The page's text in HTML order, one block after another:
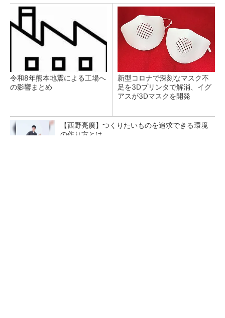
令和8年熊本地震による工場へ
の影響まとめ
新型コロナで深刻なマスク不
足を3Dプリンタで解消、イグ
アスが3Dマスクを開発
【西野亮廣】つくりたいものを追求できる環境
の作り方とは